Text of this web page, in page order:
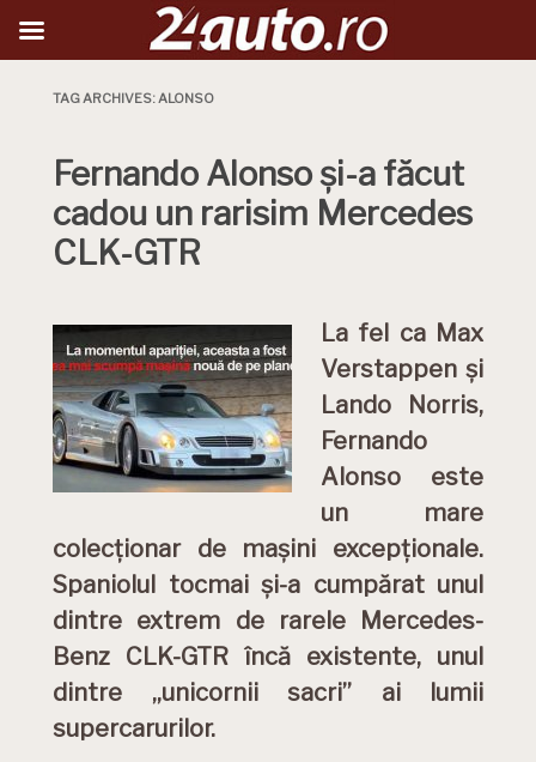
TAG ARCHIVES:ALONSO
Fernando Alonso și-a făcut
cadou un rarisim Mercedes
CLK-GTR
La fel ca Max
Verstappen și
Lando Norris,
Fernando
Alonso este
un mare
colecționar de mașini excepționale.
Spaniolul tocmai și-a cumpărat unul
dintre extrem de rarele Mercedes-
Benz CLK-GTR încă existente, unul
dintre „unicornii sacri” ai lumii
supercarurilor.